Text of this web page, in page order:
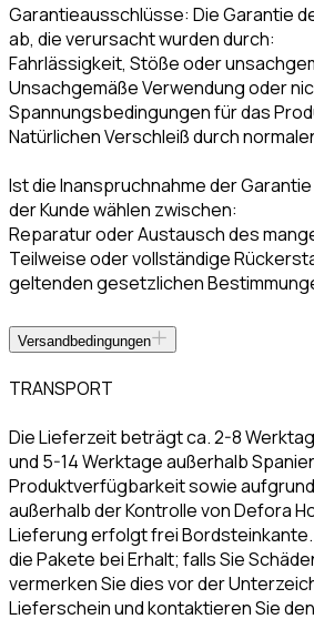
Garantieausschlüsse: Die Garantie
ab, die verursacht wurden durch:
Fahrlässigkeit, Stöße oder
Unsachgemäße Verwendung oder
Spannungsbedingungen für das
Natürlichen Verschleiß durch
Ist die Inanspruchnahme der
der Kunde wählen zwischen:
Reparatur oder Austausch des
Teilweise oder vollständige
geltenden gesetzlichen
Versandbedingungen
TRANSPORT
Die Lieferzeit beträgt ca. 2-8
und 5-14 Werktage außerhalb
Produktverfügbarkeit sowie
außerhalb der Kontrolle von Defora
Lieferung erfolgt frei
die Pakete bei Erhalt; falls Sie
vermerken Sie dies vor der
Lieferschein und kontaktieren Sie